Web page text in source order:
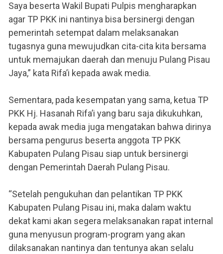
Saya beserta Wakil Bupati Pulpis mengharapkan
agar TP PKK ini nantinya bisa bersinergi dengan
pemerintah setempat dalam melaksanakan
tugasnya guna mewujudkan cita-cita kita bersama
untuk memajukan daerah dan menuju Pulang Pisau
Jaya,” kata Rifa’i kepada awak media.
Sementara, pada kesempatan yang sama, ketua TP
PKK Hj. Hasanah Rifa’i yang baru saja dikukuhkan,
kepada awak media juga mengatakan bahwa dirinya
bersama pengurus beserta anggota TP PKK
Kabupaten Pulang Pisau siap untuk bersinergi
dengan Pemerintah Daerah Pulang Pisau.
“Setelah pengukuhan dan pelantikan TP PKK
Kabupaten Pulang Pisau ini, maka dalam waktu
dekat kami akan segera melaksanakan rapat internal
guna menyusun program-program yang akan
dilaksanakan nantinya dan tentunya akan selalu